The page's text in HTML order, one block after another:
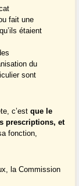
fait une
étaient
du
sont
c’estque le
prescriptions, et
fonction,
la Commission